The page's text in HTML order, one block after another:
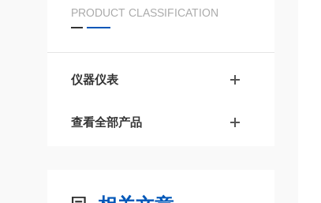
PRODUCT CLASSIFICATION
仪器仪表
查看全部产品